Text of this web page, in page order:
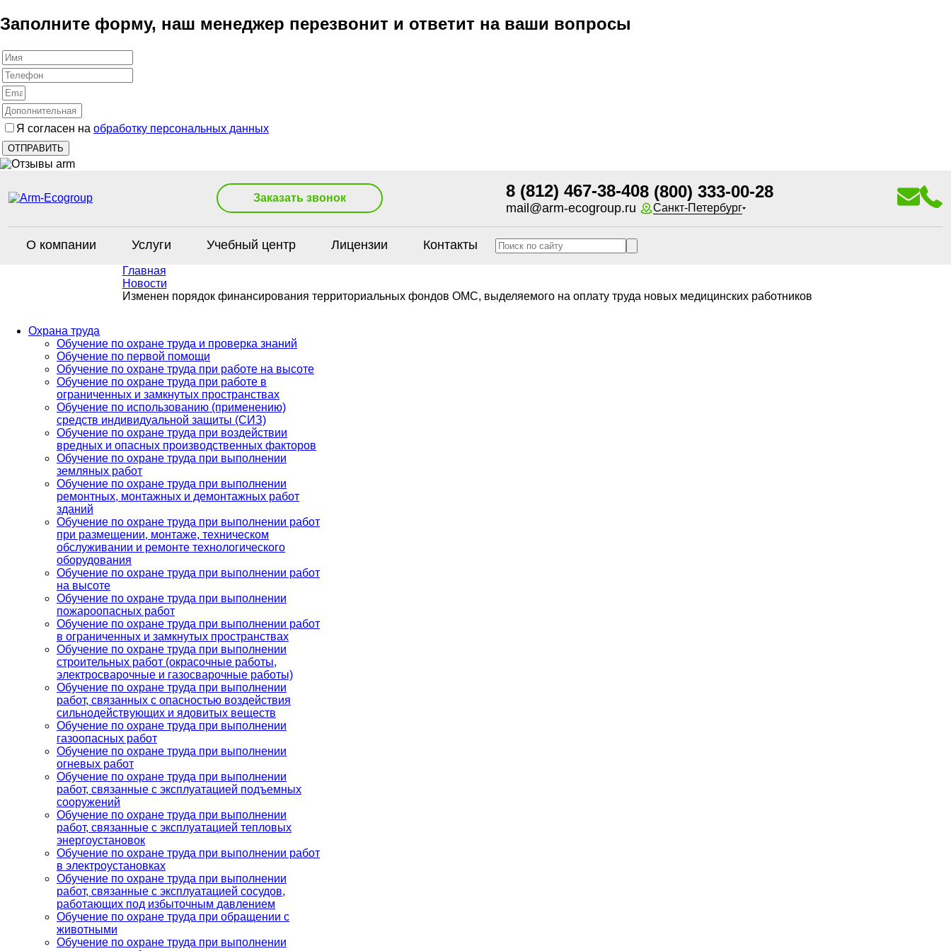
Заполните форму, наш менеджер перезвонит и ответит на ваши вопросы
Я согласен на обработку персональных данных
Заказать звонок 8 (812) 467-38-40
mail@arm-ecogroup.ru
8 (800) 333-00-28
Санкт-Петербург
О компании Услуги Учебный центр Лицензии Контакты
Главная
Новости
Изменен порядок финансирования территориальных фондов ОМС, выделяемого на оплату труда новых медицинских работников
Охрана труда
Обучение по охране труда и проверка знаний
Обучение по первой помощи
Обучение по охране труда при работе на высоте
Обучение по охране труда при работе в
ограниченных и замкнутых пространствах
Обучение по использованию (применению)
средств индивидуальной защиты (СИЗ)
Обучение по охране труда при воздействии
вредных и опасных производственных факторов
Обучение по охране труда при выполнении
земляных работ
Обучение по охране труда при выполнении
ремонтных, монтажных и демонтажных работ
зданий
Обучение по охране труда при выполнении работ
при размещении, монтаже, техническом
обслуживании и ремонте технологического
оборудования
Обучение по охране труда при выполнении работ
на высоте
Обучение по охране труда при выполнении
пожароопасных работ
Обучение по охране труда при выполнении работ
в ограниченных и замкнутых пространствах
Обучение по охране труда при выполнении
строительных работ (окрасочные работы,
электросварочные и газосварочные работы)
Обучение по охране труда при выполнении
работ, связанных с опасностью воздействия
сильнодействующих и ядовитых веществ
Обучение по охране труда при выполнении
газоопасных работ
Обучение по охране труда при выполнении
огневых работ
Обучение по охране труда при выполнении
работ, связанные с эксплуатацией подъемных
сооружений
Обучение по охране труда при выполнении
работ, связанные с эксплуатацией тепловых
энергоустановок
Обучение по охране труда при выполнении работ
в электроустановках
Обучение по охране труда при выполнении
работ, связанные с эксплуатацией сосудов,
работающих под избыточным давлением
Обучение по охране труда при обращении с
животными
Обучение по охране труда при выполнении